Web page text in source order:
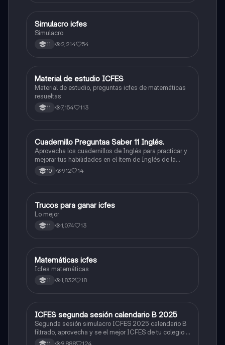
ICFES: Lectura Crítica
Simulacro icfes
Simulacro
11 2,214 54
ICFES: Matemáticas
Material de estudio ICFES
Material de estudio, preguntas icfes de matemáticas
resueltas
11 7,154 113
ICFES: Inglés
Cuadernillo Preguntaa Saber 11 Inglés.
Aprovecha los cuadernillos de Inglés para practicar y
mejorar tus habilidades en el ítem de Inglés de la
Prueba Saber 11. 🫡
10 912 14
Química
Trucos para ganar icfes
Lo mejor
11 1,074 13
ICFES: Matemáticas
Matemáticas icfes
Icfes matemáticas
11 1,832 18
ICFES: Lectura Crítica
ICFES segunda sesión calendario B 2025
Segunda sesión simulacro ICFES 2025 calendario B
filtrado, aprovecha y se el mejor ICFES de tu colegio y
poder ingresar a universidad, y estudiar aquella
9,888 124